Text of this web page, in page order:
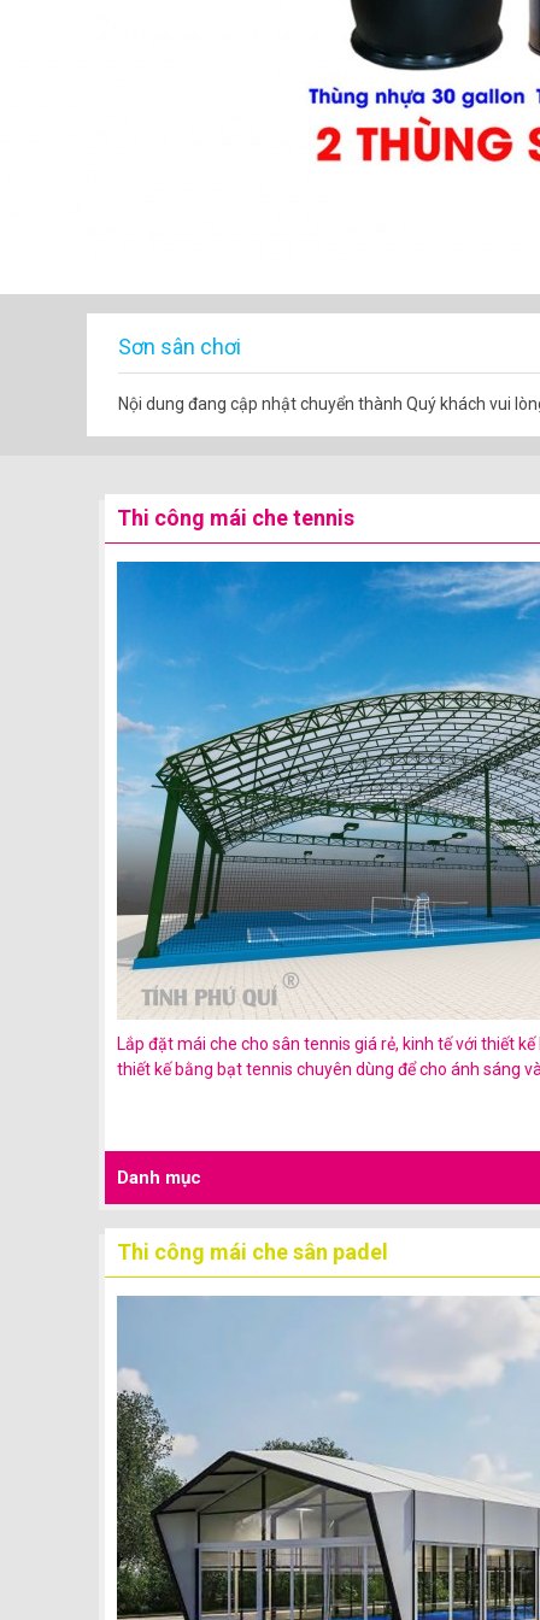
Sơn sân chơi
Nội dung đang cập nhật chuyển thành Quý khách vui
Thi công mái che tennis
Lắp đặt mái che cho sân tennis giá rẻ, kinh tế với thiết
thiết kế bằng bạt tennis chuyên dùng để cho ánh sáng
Danh mục
Thi công mái che sân padel